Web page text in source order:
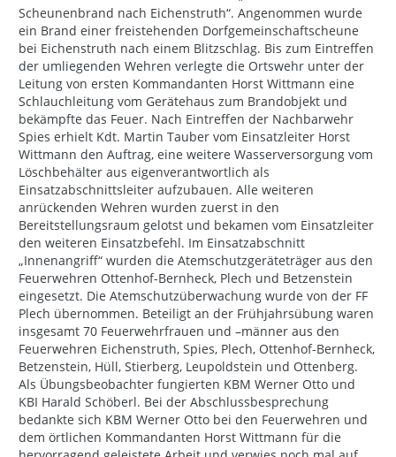
Scheunenbrand nach Eichenstruth“. Angenommen wurde
ein Brand einer freistehenden Dorfgemeinschaftscheune
bei Eichenstruth nach einem Blitzschlag. Bis zum Eintreffen
der umliegenden Wehren verlegte die Ortswehr unter der
Leitung von ersten Kommandanten Horst Wittmann eine
Schlauchleitung vom Gerätehaus zum Brandobjekt und
bekämpfte das Feuer. Nach Eintreffen der Nachbarwehr
Spies erhielt Kdt. Martin Tauber vom Einsatzleiter Horst
Wittmann den Auftrag, eine weitere Wasserversorgung vom
Löschbehälter aus eigenverantwortlich als
Einsatzabschnittsleiter aufzubauen. Alle weiteren
anrückenden Wehren wurden zuerst in den
Bereitstellungsraum gelotst und bekamen vom Einsatzleiter
den weiteren Einsatzbefehl. Im Einsatzabschnitt
„Innenangriff“ wurden die Atemschutzgeräteträger aus den
Feuerwehren Ottenhof-Bernheck, Plech und Betzenstein
eingesetzt. Die Atemschutzüberwachung wurde von der FF
Plech übernommen. Beteiligt an der Frühjahrsübung waren
insgesamt 70 Feuerwehrfrauen und –männer aus den
Feuerwehren Eichenstruth, Spies, Plech, Ottenhof-Bernheck,
Betzenstein, Hüll, Stierberg, Leupoldstein und Ottenberg.
Als Übungsbeobachter fungierten KBM Werner Otto und
KBI Harald Schöberl. Bei der Abschlussbesprechung
bedankte sich KBM Werner Otto bei den Feuerwehren und
dem örtlichen Kommandanten Horst Wittmann für die